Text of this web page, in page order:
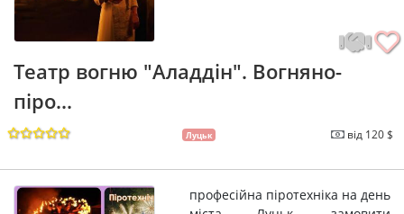
Театр вогню "Аладдін". Вогняно-
піро...
Луцьк від 120 $
професійна піротехніка на день